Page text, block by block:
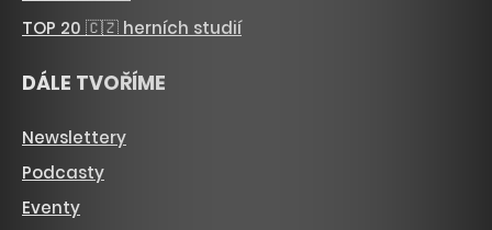
TOP 20 🇨🇿 herních studií
DÁLE TVOŘÍME
Newslettery
Podcasty
Eventy